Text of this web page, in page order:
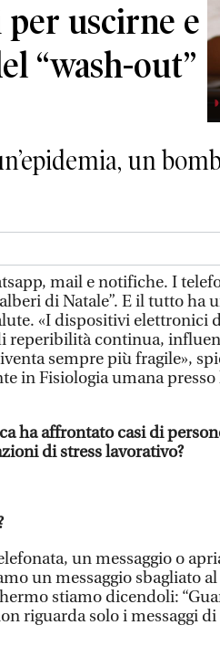
uscirne e
“wash-out”
◗
un
mail e notifiche. I
di Natale”. E il tutto ha
«I dispositivi elettronici
reperibilità continua,
sempre più fragile»,
in Fisiologia umana
ha affrontato casi di
di stress lavorativo?
un messaggio o
un messaggio sbagliato
stiamo dicendoli:
riguarda solo i messaggi